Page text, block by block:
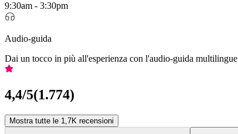
9:30am - 3:30pm
Audio-guida
Dai un tocco in più all'esperienza con l'audio-guida multilingue
4,4/5(1.774)
Mostra tutte le 1,7K recensioni